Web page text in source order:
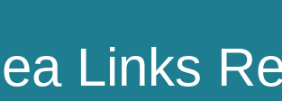
Links